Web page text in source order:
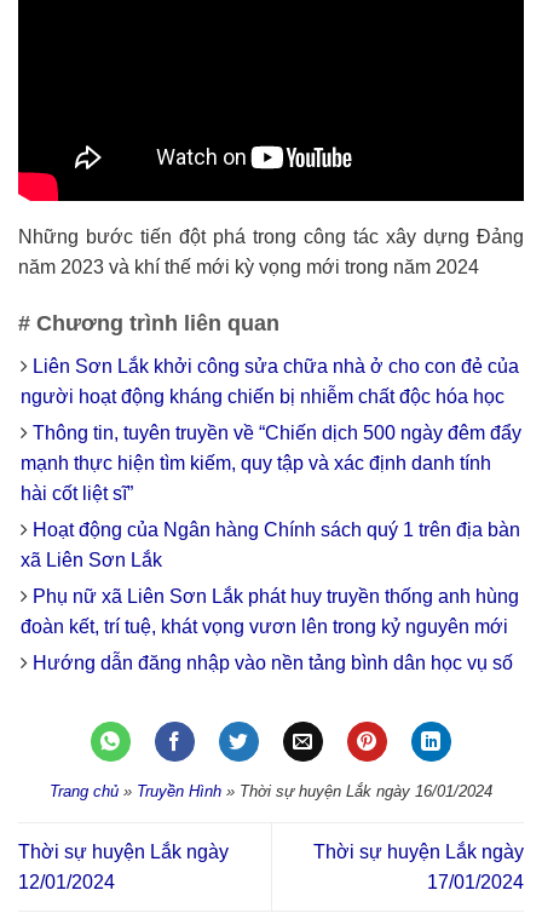
Những bước tiến đột phá trong công tác xây dựng Đảng
năm 2023 và khí thế mới kỳ vọng mới trong năm 2024
# Chương trình liên quan
Liên Sơn Lắk khởi công sửa chữa nhà ở cho con đẻ của
người hoạt động kháng chiến bị nhiễm chất độc hóa học
Thông tin, tuyên truyền về “Chiến dịch 500 ngày đêm đẩy
mạnh thực hiện tìm kiếm, quy tập và xác định danh tính
hài cốt liệt sĩ”
Hoạt động của Ngân hàng Chính sách quý 1 trên địa bàn
xã Liên Sơn Lắk
Phụ nữ xã Liên Sơn Lắk phát huy truyền thống anh hùng
đoàn kết, trí tuệ, khát vọng vươn lên trong kỷ nguyên mới
Hướng dẫn đăng nhập vào nền tảng bình dân học vụ số
Trang chủ » Truyền Hình » Thời sự huyện Lắk ngày 16/01/2024
Thời sự huyện Lắk ngày
12/01/2024
Thời sự huyện Lắk ngày
17/01/2024